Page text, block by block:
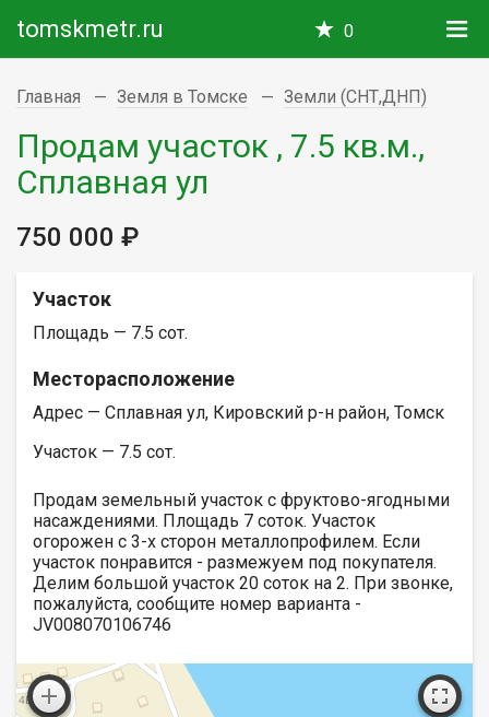
tomskmetr.ru 0
Главная Земля в Томске Земли (СНТ,ДНП)
Продам участок , 7.5 кв.м.,
Сплавная ул
750 000 ₽
Участок
Площадь — 7.5 сот.
Месторасположение
Адрес — Сплавная ул, Кировский р-н район, Томск
Участок — 7.5 сот.
Продам земельный участок с фруктово-ягодными
насаждениями. Площадь 7 соток. Участок
огорожен с 3-х сторон металлопрофилем. Если
участок понравится - размежуем под покупателя.
Делим большой участок 20 соток на 2. При звонке,
пожалуйста, сообщите номер варианта -
JV008070106746